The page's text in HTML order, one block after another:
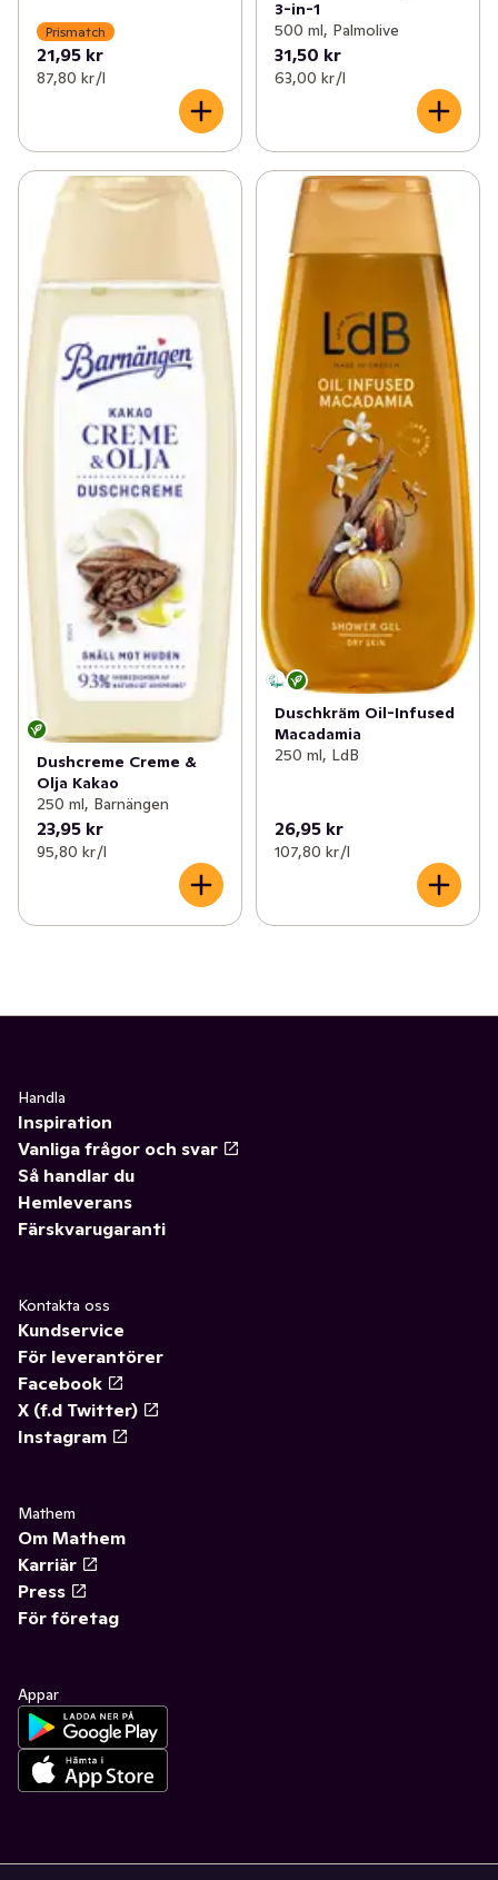
Prismatch
21,95 kr
87,80 kr /l
3-in-1
500 ml, Palmolive
31,50 kr
63,00 kr /l
Dushcreme Creme &
Olja Kakao
250 ml, Barnängen
23,95 kr
95,80 kr /l
Duschkräm Oil-Infused
Macadamia
250 ml, LdB
26,95 kr
107,80 kr /l
Handla
Inspiration
Vanliga frågor och svar
Så handlar du
Hemleverans
Färskvarugaranti
Kontakta oss
Kundservice
För leverantörer
Facebook
X (f.d Twitter)
Instagram
Mathem
Om Mathem
Karriär
Press
För företag
Appar